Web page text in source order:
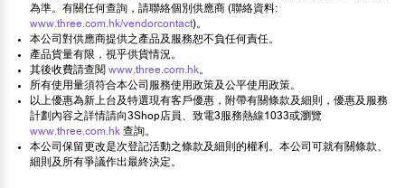
為準。有關任何查詢，請聯絡個別供應商 (聯絡資料:
www.three.com.hk/vendorcontact)。
本公司對供應商提供之產品及服務恕不負任何責任。
產品貨量有限，視乎供貨情況。
其後收費請查閱 www.three.com.hk。
所有使用量須符合本公司服務使用政策及公平使用政策。
以上優惠為新上台及特選現有客戶優惠，附帶有關條款及細則，優惠及服務
計劃內容之詳情請向3Shop店員、致電3服務熱線1033或瀏覽
www.three.com.hk 查詢。
本公司保留更改是次登記活動之條款及細則的權利。本公司可就有關條款、
細則及所有爭議作出最終決定。